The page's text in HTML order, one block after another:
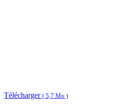
Télécharger ( 5,7 Mo )